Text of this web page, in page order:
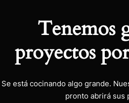
Tenemos
proyectos
Se está cocinando algo grande.
pronto abrirá sus